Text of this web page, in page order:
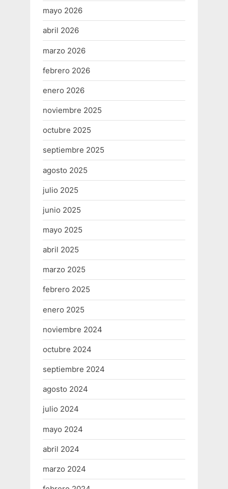
mayo 2026
abril 2026
marzo 2026
febrero 2026
enero 2026
noviembre 2025
octubre 2025
septiembre 2025
agosto 2025
julio 2025
junio 2025
mayo 2025
abril 2025
marzo 2025
febrero 2025
enero 2025
noviembre 2024
octubre 2024
septiembre 2024
agosto 2024
julio 2024
mayo 2024
abril 2024
marzo 2024